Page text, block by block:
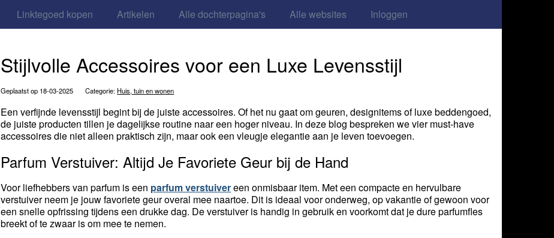
Linktegoed kopen Artikelen Alle dochterpagina's Alle websites Inloggen
Stijlvolle Accessoires voor een Luxe Levensstijl
Geplaatst op 18-03-2025 Categorie: Huis, tuin en wonen
Een verfijnde levensstijl begint bij de juiste accessoires. Of het nu gaat om geuren, designitems of luxe beddengoed,
de juiste producten tillen je dagelijkse routine naar een hoger niveau. In deze blog bespreken we vier must-have
accessoires die niet alleen praktisch zijn, maar ook een vleugje elegantie aan je leven toevoegen.
Parfum Verstuiver: Altijd Je Favoriete Geur bij de Hand
Voor liefhebbers van parfum is een parfum verstuivereen onmisbaar item. Met een compacte en hervulbare
verstuiver neem je jouw favoriete geur overal mee naartoe. Dit is ideaal voor onderweg, op vakantie of gewoon voor
een snelle opfrissing tijdens een drukke dag. De verstuiver is handig in gebruik en voorkomt dat je dure parfumfles
breekt of te zwaar is om mee te nemen.